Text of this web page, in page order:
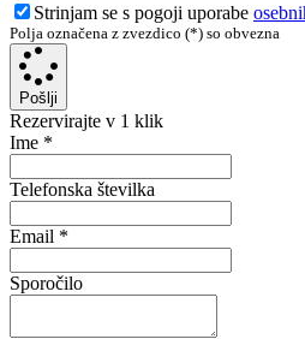
Strinjam se s pogoji uporabe
Polja označena z zvezdico (*) so obvezna
Pošlji
Rezervirajte v 1 klik
Ime *
Telefonska številka
Email *
Sporočilo